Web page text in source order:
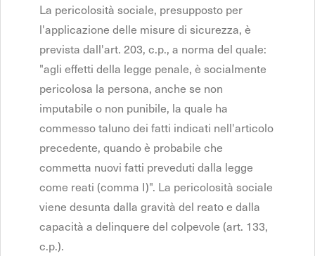
La pericolosità sociale, presupposto per
l'applicazione delle misure di sicurezza, è
prevista dall'art. 203, c.p., a norma del quale:
"agli effetti della legge penale, è socialmente
pericolosa la persona, anche se non
imputabile o non punibile, la quale ha
commesso taluno dei fatti indicati nell'articolo
precedente, quando è probabile che
commetta nuovi fatti preveduti dalla legge
come reati (comma I)". La pericolosità sociale
viene desunta dalla gravità del reato e dalla
capacità a delinquere del colpevole (art. 133,
c.p.).